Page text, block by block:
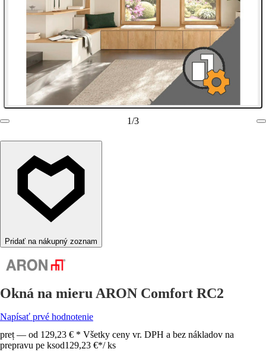
1/3
Pridať na nákupný zoznam
Okná na mieru ARON Comfort RC2
Napísať prvé hodnotenie
preț — od 129,23 € * Všetky ceny vr. DPH a bez nákladov na
prepravu pe ksod129,23 €*/ ks